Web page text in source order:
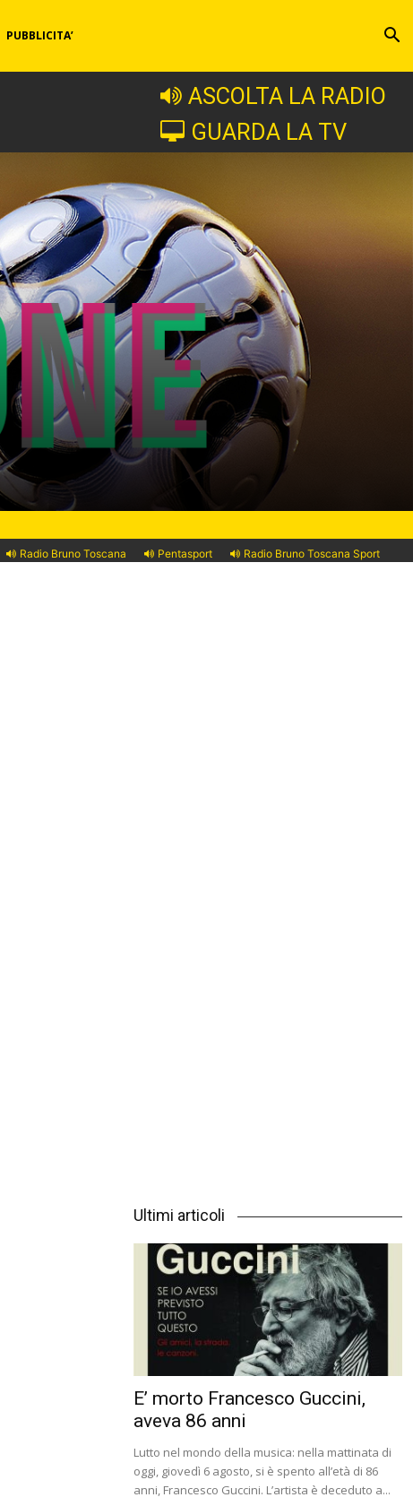
PUBBLICITA’
ASCOLTA LA RADIO
GUARDA LA TV
Radio Bruno Toscana Pentasport Radio Bruno Toscana Sport
Ultimi articoli
E’ morto Francesco Guccini,
aveva 86 anni
Lutto nel mondo della musica: nella mattinata di
oggi, giovedì 6 agosto, si è spento all’età di 86
anni, Francesco Guccini. L’artista è deceduto a...